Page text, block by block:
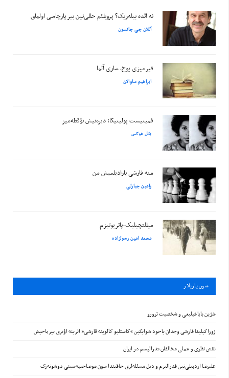
نه ائده بیله‌ریک؟ پروبلئم حللی‌نین بیر پارچاسی اولماق
آللان جی جانسون
قیرمیزی یوخ، ساری آلما
ابراهیم ساوالان
فمینیست پولیتیکا: دیره‌نیش نؤقطه‌میز
بئل هوکس
منه قارشی یارادیلمیش من
رامین جبارلی
میللتچیلیک-پاتریوتیزم
محمد امین رسولزاده
سون يازيلار
شرّین بایاغیلیغی و شخصیت ترورو
زوراکیلیغا قارشی وجدان یاخود شوایگین “کاستلیو کالوینه قارشی” اثرینه اؤتری بیر باخیش
نقش نظری و عملی مخالفان فدرالیسم در ایران
علیرضا اردبیلی‌نین فدرالیزم و دیل مسئله‌لری حاقیندا سون موصاحیبه‌سینی دوشونه‌رک